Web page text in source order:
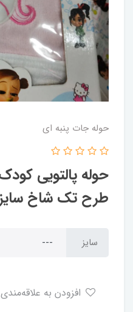
حوله جات پنبه ای
حوله پالتویی
طرح تک شاخ سایز ۷۰ تا
سایز